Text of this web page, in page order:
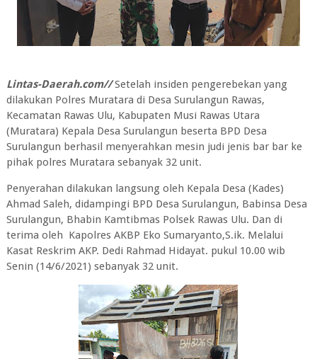
Lintas-Daerah.com//Setelah insiden pengerebekan yang
dilakukan Polres Muratara di Desa Surulangun Rawas,
Kecamatan Rawas Ulu, Kabupaten Musi Rawas Utara
(Muratara) Kepala Desa Surulangun beserta BPD Desa
Surulangun berhasil menyerahkan mesin judi jenis bar bar ke
pihak polres Muratara sebanyak 32 unit.
Penyerahan dilakukan langsung oleh Kepala Desa (Kades)
Ahmad Saleh, didampingi BPD Desa Surulangun, Babinsa Desa
Surulangun, Bhabin Kamtibmas Polsek Rawas Ulu. Dan di
terima oleh Kapolres AKBP Eko Sumaryanto,S.ik. Melalui
Kasat Reskrim AKP. Dedi Rahmad Hidayat. pukul 10.00 wib
Senin (14/6/2021) sebanyak 32 unit.